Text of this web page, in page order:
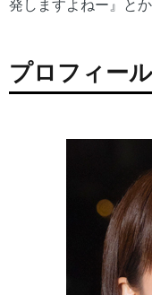
発しますよねー』とか
プロフィール